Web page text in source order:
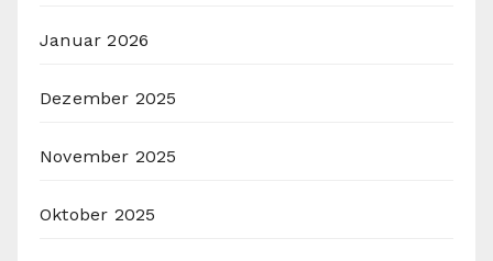
Januar 2026
Dezember 2025
November 2025
Oktober 2025